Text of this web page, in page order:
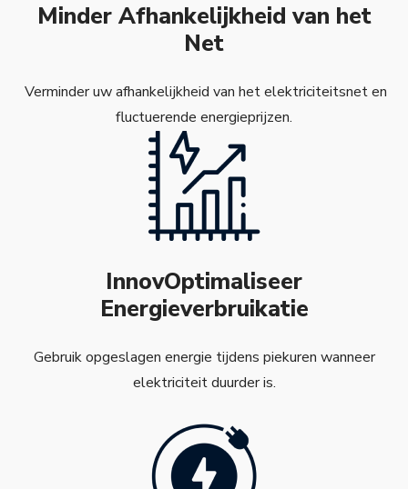
Minder Afhankelijkheid van het
Net
Verminder uw afhankelijkheid van het elektriciteitsnet en
fluctuerende energieprijzen.
InnovOptimaliseer
Energieverbruikatie
Gebruik opgeslagen energie tijdens piekuren wanneer
elektriciteit duurder is.